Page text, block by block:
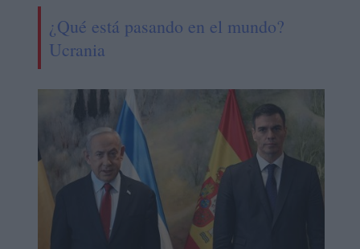
¿Qué está pasando en el mundo?
Ucrania